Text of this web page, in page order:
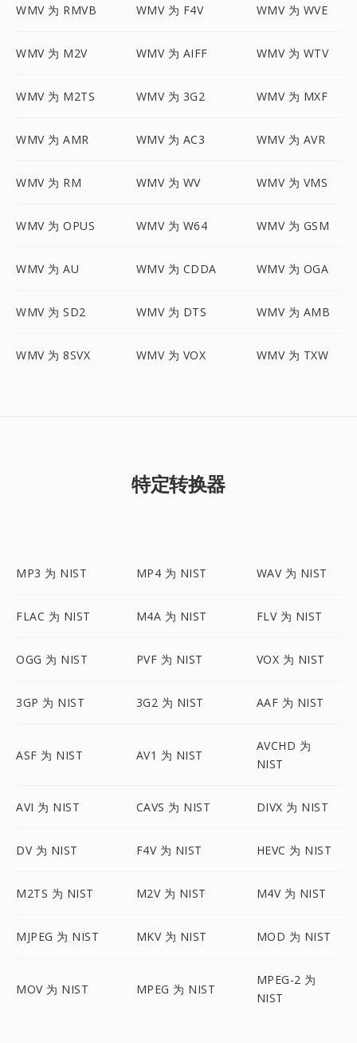
WMV 为 RMVB WMV 为 F4V WMV 为 WVE
WMV 为 M2V WMV 为 AIFF WMV 为 WTV
WMV 为 M2TS WMV 为 3G2 WMV 为 MXF
WMV 为 AMR WMV 为 AC3 WMV 为 AVR
WMV 为 RM WMV 为 WV WMV 为 VMS
WMV 为 OPUS WMV 为 W64 WMV 为 GSM
WMV 为 AU WMV 为 CDDA WMV 为 OGA
WMV 为 SD2 WMV 为 DTS WMV 为 AMB
WMV 为 8SVX WMV 为 VOX WMV 为 TXW
特定转换器
MP3 为 NIST MP4 为 NIST WAV 为 NIST
FLAC 为 NIST M4A 为 NIST FLV 为 NIST
OGG 为 NIST PVF 为 NIST VOX 为 NIST
3GP 为 NIST 3G2 为 NIST AAF 为 NIST
ASF 为 NIST AV1 为 NIST
AVCHD 为
NIST
AVI 为 NIST CAVS 为 NIST DIVX 为 NIST
DV 为 NIST F4V 为 NIST HEVC 为 NIST
M2TS 为 NIST M2V 为 NIST M4V 为 NIST
MJPEG 为 NIST MKV 为 NIST MOD 为 NIST
MOV 为 NIST MPEG 为 NIST
MPEG-2 为
NIST